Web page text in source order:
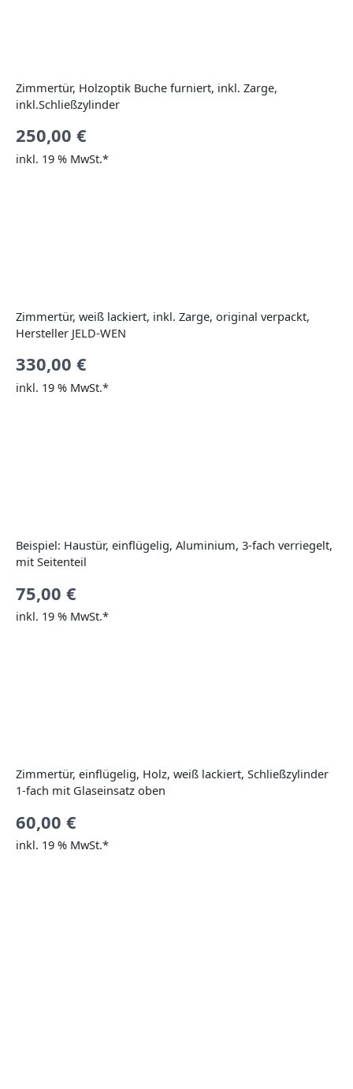
Zimmertür, Holzoptik Buche furniert, inkl. Zarge,
inkl.Schließzylinder
250,00 €
inkl. 19 % MwSt.*
Zimmertür, weiß lackiert, inkl. Zarge, original verpackt,
Hersteller JELD-WEN
330,00 €
inkl. 19 % MwSt.*
Beispiel: Haustür, einflügelig, Aluminium, 3-fach verriegelt,
mit Seitenteil
75,00 €
inkl. 19 % MwSt.*
Zimmertür, einflügelig, Holz, weiß lackiert, Schließzylinder
1-fach mit Glaseinsatz oben
60,00 €
inkl. 19 % MwSt.*